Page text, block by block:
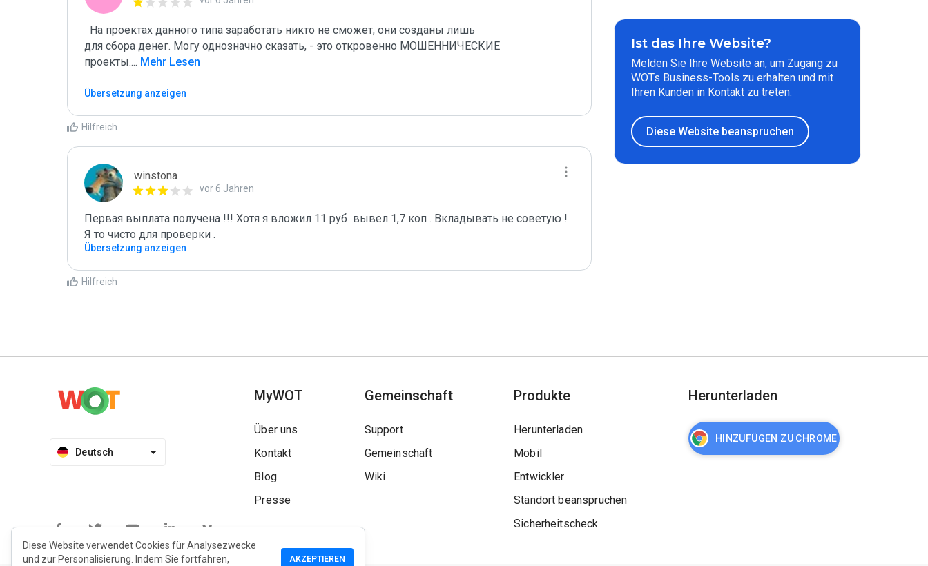
для сбора денег. Могу однозначно сказать, - это откровенно МОШЕННИЧЕСКИЕ
проекты.... Mehr Lesen
Übersetzung anzeigen
Hilfreich
winstona
vor 6 Jahren
Первая выплата получена !!! Хотя я вложил 11 руб  вывел 1,7 коп . Вкладывать не советую !
Я то чисто для проверки .
Übersetzung anzeigen
Hilfreich
Ist das Ihre Website?
Melden Sie Ihre Website an, um Zugang zu
WOTs Business-Tools zu erhalten und mit
Ihren Kunden in Kontakt zu treten.
Diese Website beanspruchen
Deutsch
MyWOT
Über uns
Kontakt
Blog
Presse
Gemeinschaft
Support
Gemeinschaft
Wiki
Produkte
Herunterladen
Mobil
Entwickler
Standort beanspruchen
Sicherheitscheck
Herunterladen
HINZUFÜGEN ZU CHROME
Diese Website verwendet Cookies für Analysezwecke
und zur Personalisierung. Indem Sie fortfahren,
AKZEPTIEREN